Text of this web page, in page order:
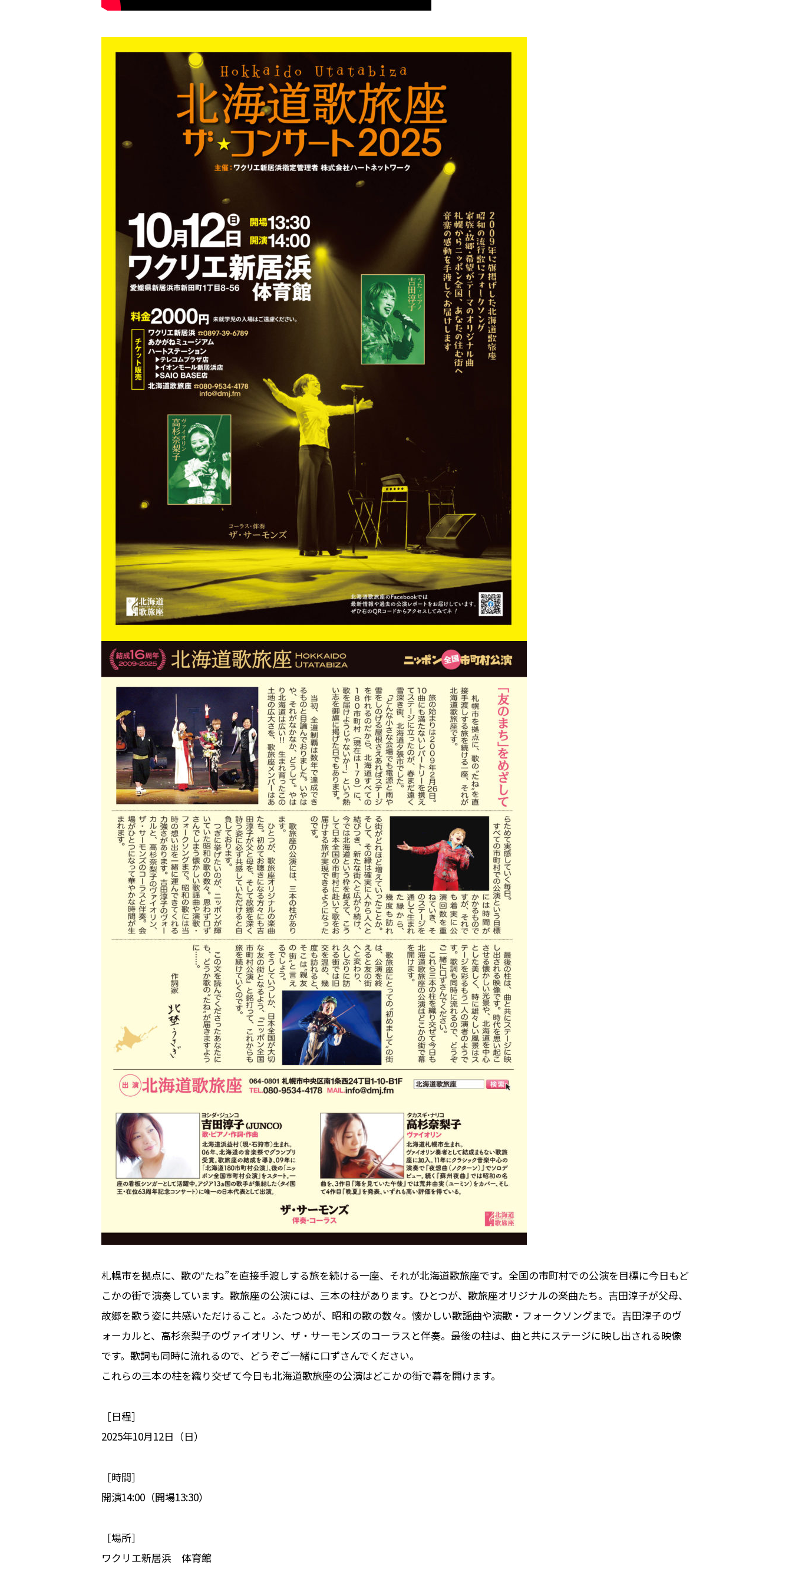
札幌市を拠点に、歌の‟たね”を直接手渡しする旅を続ける一座、それが北海道歌旅座です。全国の市町村での公演を目標に今日もど
こかの街で演奏しています。歌旅座の公演には、三本の柱があります。ひとつが、歌旅座オリジナルの楽曲たち。吉田淳子が父母、
故郷を歌う姿に共感いただけること。ふたつめが、昭和の歌の数々。懐かしい歌謡曲や演歌・フォークソングまで。吉田淳子のヴ
ォーカルと、高杉奈梨子のヴァイオリン、ザ・サーモンズのコーラスと伴奏。最後の柱は、曲と共にステージに映し出される映像
です。歌詞も同時に流れるので、どうぞご一緒に口ずさんでください。
これらの三本の柱を織り交ぜて今日も北海道歌旅座の公演はどこかの街で幕を開けます。
［日程］
2025年10月12日（日）
［時間］
開演14:00（開場13:30）
［場所］
ワクリエ新居浜 体育館